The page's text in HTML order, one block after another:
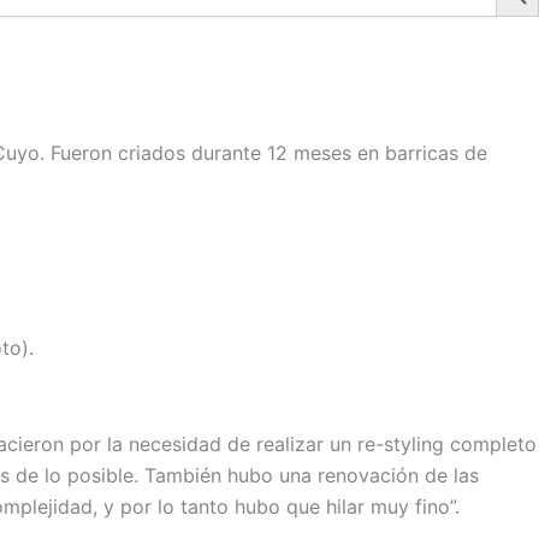
Fueron criados durante 12 meses en barricas de
por la necesidad de realizar un re-styling completo
lo posible. También hubo una renovación de las
y por lo tanto hubo que hilar muy fino”.